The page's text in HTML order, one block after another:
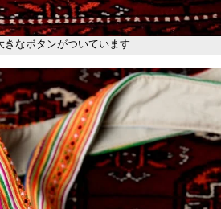
きなボタンがついています